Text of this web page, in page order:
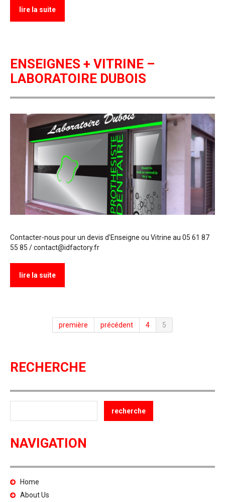
lire la suite
ENSEIGNES + VITRINE –
LABORATOIRE DUBOIS
Contacter-nous pour un devis d'Enseigne ou Vitrine au 05 61 87
55 85 / contact@idfactory.fr
lire la suite
première précédent 4 5
RECHERCHE
NAVIGATION
Home
About Us